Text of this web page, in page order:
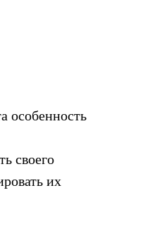
особенность
своего
их